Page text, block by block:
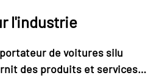
l'industrie
de voitures silu
des produits et services